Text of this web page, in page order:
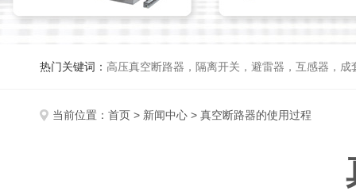
热门关键词： 高压真空断路器，隔离开关，避雷器，互感器，成
当前位置： 首页 > 新闻中心 > 真空断路器的使用过程